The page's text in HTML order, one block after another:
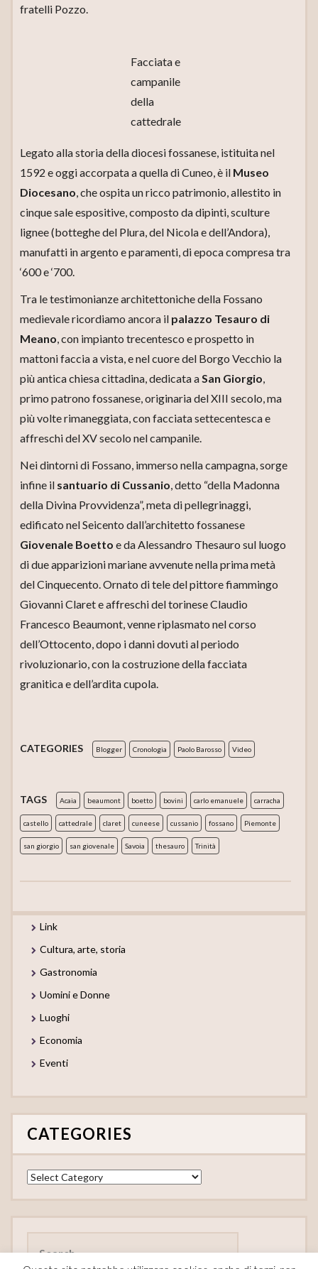
fratelli Pozzo.
Facciata e
campanile
della
cattedrale
Legato alla storia della diocesi fossanese, istituita nel
1592 e oggi accorpata a quella di Cuneo, è il Museo
Diocesano, che ospita un ricco patrimonio, allestito in
cinque sale espositive, composto da dipinti, sculture
lignee (botteghe del Plura, del Nicola e dell’Andora),
manufatti in argento e paramenti, di epoca compresa tra
‘600 e ‘700.
Tra le testimonianze architettoniche della Fossano
medievale ricordiamo ancora il palazzo Tesauro di
Meano, con impianto trecentesco e prospetto in
mattoni faccia a vista, e nel cuore del Borgo Vecchio la
più antica chiesa cittadina, dedicata aSan Giorgio,
primo patrono fossanese, originaria del XIII secolo, ma
più volte rimaneggiata, con facciata settecentesca e
affreschi del XV secolo nel campanile.
Nei dintorni di Fossano, immerso nella campagna, sorge
infine il santuario di Cussanio, detto “della Madonna
della Divina Provvidenza”, meta di pellegrinaggi,
edificato nel Seicento dall’architetto fossanese
Giovenale Boetto e da Alessandro Thesauro sul luogo
di due apparizioni mariane avvenute nella prima metà
del Cinquecento. Ornato di tele del pittore fiammingo
Giovanni Claret e affreschi del torinese Claudio
Francesco Beaumont, venne riplasmato nel corso
dell’Ottocento, dopo i danni dovuti al periodo
rivoluzionario, con la costruzione della facciata
granitica e dell’ardita cupola.
CATEGORIES Blogger Cronologia Paolo Barosso Video
TAGS Acaia beaumont boetto bovini carlo emanuele carracha
castello cattedrale claret cuneese cussanio fossano Piemonte
san giorgio san giovenale Savoia thesauro Trinità
Link
Cultura, arte, storia
Gastronomia
Uomini e Donne
Luoghi
Economia
Eventi
CATEGORIES
Categories